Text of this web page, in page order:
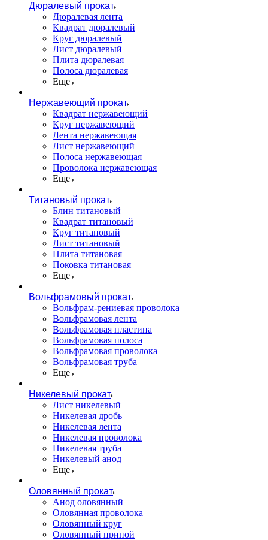
Дюралевый прокат
Дюралевая лента
Квадрат дюралевый
Круг дюралевый
Лист дюралевый
Плита дюралевая
Полоса дюралевая
Еще
Нержавеющий прокат
Квадрат нержавеющий
Круг нержавеющий
Лента нержавеющая
Лист нержавеющий
Полоса нержавеющая
Проволока нержавеющая
Еще
Титановый прокат
Блин титановый
Квадрат титановый
Круг титановый
Лист титановый
Плита титановая
Поковка титановая
Еще
Вольфрамовый прокат
Вольфрам-рениевая проволока
Вольфрамовая лента
Вольфрамовая пластина
Вольфрамовая полоса
Вольфрамовая проволока
Вольфрамовая труба
Еще
Никелевый прокат
Лист никелевый
Никелевая дробь
Никелевая лента
Никелевая проволока
Никелевая труба
Никелевый анод
Еще
Оловянный прокат
Анод оловянный
Оловянная проволока
Оловянный круг
Оловянный припой